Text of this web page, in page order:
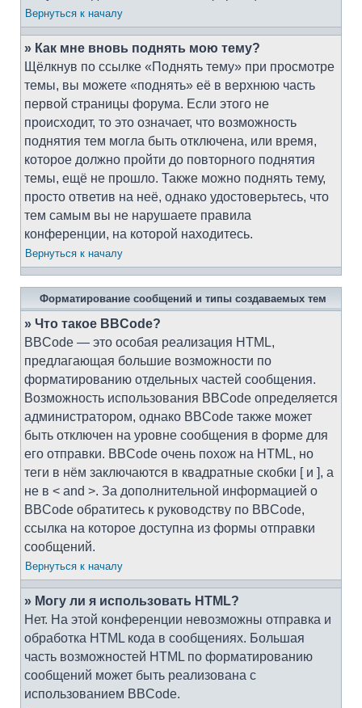
Вернуться к началу
» Как мне вновь поднять мою тему?
Щёлкнув по ссылке «Поднять тему» при просмотре
темы, вы можете «поднять» её в верхнюю часть
первой страницы форума. Если этого не
происходит, то это означает, что возможность
поднятия тем могла быть отключена, или время,
которое должно пройти до повторного поднятия
темы, ещё не прошло. Также можно поднять тему,
просто ответив на неё, однако удостоверьтесь, что
тем самым вы не нарушаете правила
конференции, на которой находитесь.
Вернуться к началу
Форматирование сообщений и типы создаваемых тем
» Что такое BBCode?
BBCode — это особая реализация HTML,
предлагающая большие возможности по
форматированию отдельных частей сообщения.
Возможность использования BBCode определяется
администратором, однако BBCode также может
быть отключен на уровне сообщения в форме для
его отправки. BBCode очень похож на HTML, но
теги в нём заключаются в квадратные скобки [ и ], а
не в < and >. За дополнительной информацией о
BBCode обратитесь к руководству по BBCode,
ссылка на которое доступна из формы отправки
сообщений.
Вернуться к началу
» Могу ли я использовать HTML?
Нет. На этой конференции невозможны отправка и
обработка HTML кода в сообщениях. Большая
часть возможностей HTML по форматированию
сообщений может быть реализована с
использованием BBCode.